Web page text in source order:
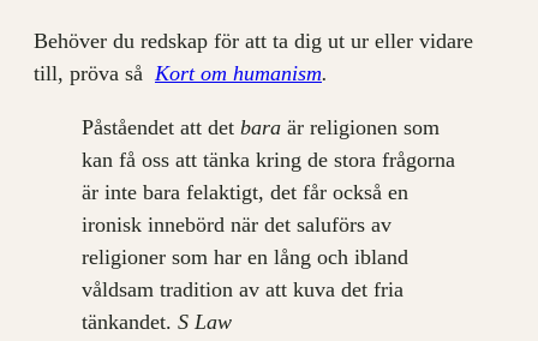
Behöver du redskap för att ta dig ut ur eller vidare
till, pröva så Kort om humanism.
Påståendet att det bara är religionen som
kan få oss att tänka kring de stora frågorna
är inte bara felaktigt, det får också en
ironisk innebörd när det saluförs av
religioner som har en lång och ibland
våldsam tradition av att kuva det fria
tänkandet. S Law